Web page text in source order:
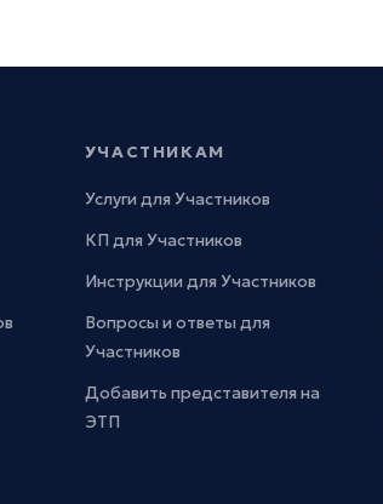
УЧАСТНИКАМ
Услуги для Участников
КП для Участников
Инструкции для Участников
Вопросы и ответы для
Участников
Добавить представителя на
ЭТП